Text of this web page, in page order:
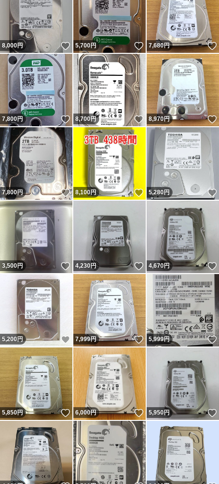
8,000円 いいね！
5,700円 いいね！
7,680円
7,800円 いいね！
8,700円 いいね！
8,970円
7,800円 いいね！
8,100円 いいね！
5,280円
3,500円 いいね！
4,230円 いいね！
4,670円
5,200円 いいね！
7,999円 いいね！
5,999円
5,850円 いいね！
6,000円 いいね！
5,950円